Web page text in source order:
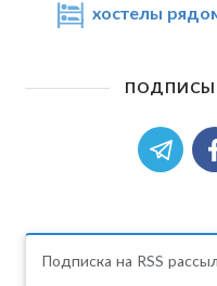
хостелы
Подписка на RSS